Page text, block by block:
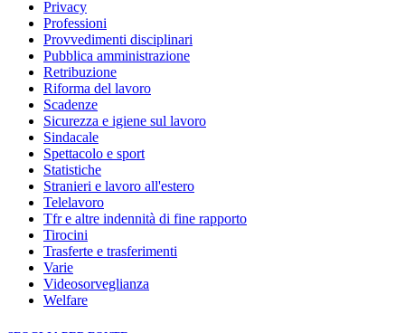
Privacy
Professioni
Provvedimenti disciplinari
Pubblica amministrazione
Retribuzione
Riforma del lavoro
Scadenze
Sicurezza e igiene sul lavoro
Sindacale
Spettacolo e sport
Statistiche
Stranieri e lavoro all'estero
Telelavoro
Tfr e altre indennità di fine rapporto
Tirocini
Trasferte e trasferimenti
Varie
Videosorveglianza
Welfare